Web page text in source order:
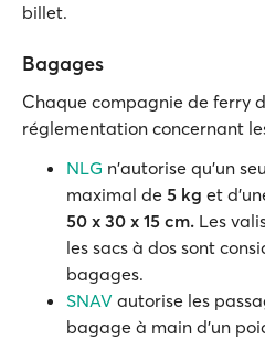
billet.
Bagages
Chaque compagnie de ferry
réglementation concernant
NLG n'autorise qu'un
maximal de 5 kg et
50 x 30 x 15 cm. Les
les sacs à dos sont
bagages.
SNAV autorise les
bagage à main d'un